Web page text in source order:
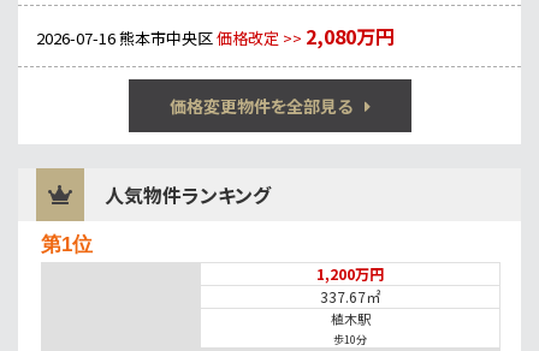
2026-07-16熊本市中央区価格改定 >> 2,080万円
価格変更物件を全部見る
人気物件ランキング
第1位
1,200万円
337.67㎡
植木駅
歩10分